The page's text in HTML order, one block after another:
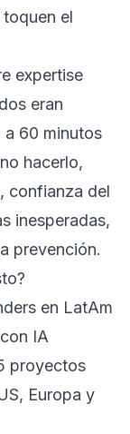
el
expertise
eran
a 60 minutos
hacerlo,
confianza del
inesperadas,
prevención.
en LatAm
IA
proyectos
Europa y